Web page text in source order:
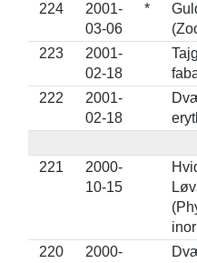
224
2001-
03-06
*
223
2001-
02-18
222
2001-
02-18
221
2000-
10-15
220 2000-